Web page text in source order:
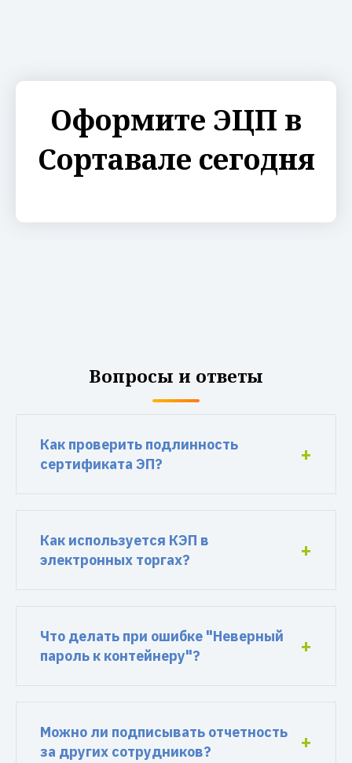
Оформите ЭЦП в
Сортавале сегодня
Вопросы и ответы
Как проверить подлинность
сертификата ЭП?
Как используется КЭП в
электронных торгах?
Что делать при ошибке "Неверный
пароль к контейнеру"?
Можно ли подписывать отчетность
за других сотрудников?